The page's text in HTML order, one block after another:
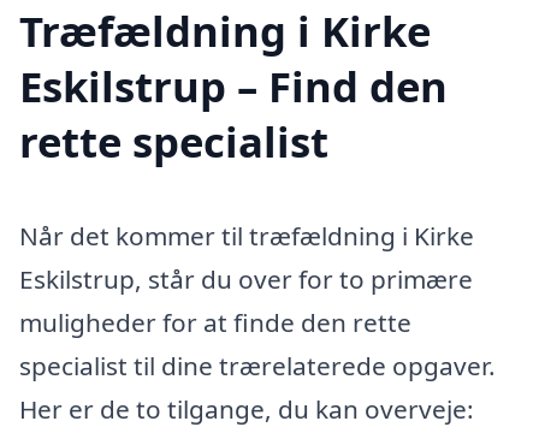
Træfældning i Kirke
Eskilstrup – Find den
rette specialist
Når det kommer til træfældning i Kirke
Eskilstrup, står du over for to primære
muligheder for at finde den rette
specialist til dine trærelaterede opgaver.
Her er de to tilgange, du kan overveje: